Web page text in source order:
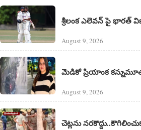
శ్రీలంక ఎలెవన్‌ పై భారత్
August 9, 2026
మెడికో ప్రియాంక
August 9, 2026
చెట్లను